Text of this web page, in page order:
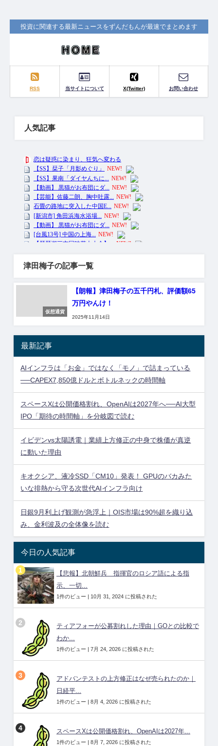
投資に関連する最新ニュースをずんだもんが最速でまとめます
RSS 当サイトについて X(Twitter) お問い合わせ
人気記事
津田梅子の記事一覧
仮想通貨
【朗報】津田梅子の五千円札、評価額65
万円やんけ！
2025年11月14日
最新記事
AIインフラは「お金」ではなく「モノ」で詰まっている
──CAPEX7,850億ドルとボトルネックの時間軸
スペースXは公開価格割れ、OpenAIは2027年へ──AI大型
IPO「期待の時間軸」を分岐図で読む
イビデンvs太陽誘電｜業績上方修正の中身で株価が真逆
に動いた理由
キオクシア、液冷SSD「CM10」発表！ GPUのバカみた
いな排熱から守る次世代AIインフラ向け
日銀9月利上げ観測が急浮上｜OIS市場は90%超を織り込
み、金利波及の全体像を読む
今日の人気記事
【悲報】北朝鮮兵 指揮官のロシア語による指
示、一切...
1件のビュー | 10月 31, 2024 に投稿された
ティアフォーが公募割れした理由｜GOとの比較で
わか...
1件のビュー | 7月 24, 2026 に投稿された
アドバンテストの上方修正はなぜ売られたのか｜
日経平...
1件のビュー | 8月 4, 2026 に投稿された
スペースXは公開価格割れ、OpenAIは2027年...
1件のビュー | 8月 7, 2026 に投稿された